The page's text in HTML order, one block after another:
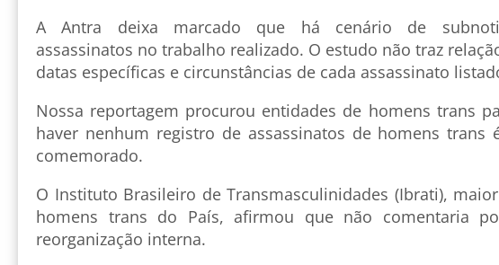
A Antra deixa marcado que há cenário de
assassinatos no trabalho realizado. O estudo não traz
datas específicas e circunstâncias de cada assassinato
Nossa reportagem procurou entidades de homens trans
haver nenhum registro de assassinatos de homens trans
comemorado.
O Instituto Brasileiro de Transmasculinidades (Ibrati),
homens trans do País, afirmou que não comentaria
reorganização interna.